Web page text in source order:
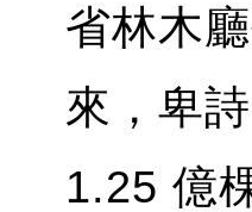
省林木
來，卑
1.25 億